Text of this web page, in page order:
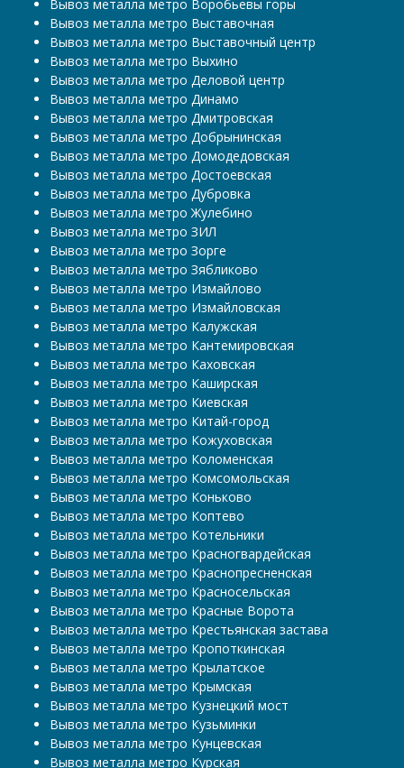
Вывоз металла метро Воробьевы горы
Вывоз металла метро Выставочная
Вывоз металла метро Выставочный центр
Вывоз металла метро Выхино
Вывоз металла метро Деловой центр
Вывоз металла метро Динамо
Вывоз металла метро Дмитровская
Вывоз металла метро Добрынинская
Вывоз металла метро Домодедовская
Вывоз металла метро Достоевская
Вывоз металла метро Дубровка
Вывоз металла метро Жулебино
Вывоз металла метро ЗИЛ
Вывоз металла метро Зорге
Вывоз металла метро Зябликово
Вывоз металла метро Измайлово
Вывоз металла метро Измайловская
Вывоз металла метро Калужская
Вывоз металла метро Кантемировская
Вывоз металла метро Каховская
Вывоз металла метро Каширская
Вывоз металла метро Киевская
Вывоз металла метро Китай-город
Вывоз металла метро Кожуховская
Вывоз металла метро Коломенская
Вывоз металла метро Комсомольская
Вывоз металла метро Коньково
Вывоз металла метро Коптево
Вывоз металла метро Котельники
Вывоз металла метро Красногвардейская
Вывоз металла метро Краснопресненская
Вывоз металла метро Красносельская
Вывоз металла метро Красные Ворота
Вывоз металла метро Крестьянская застава
Вывоз металла метро Кропоткинская
Вывоз металла метро Крылатское
Вывоз металла метро Крымская
Вывоз металла метро Кузнецкий мост
Вывоз металла метро Кузьминки
Вывоз металла метро Кунцевская
Вывоз металла метро Курская